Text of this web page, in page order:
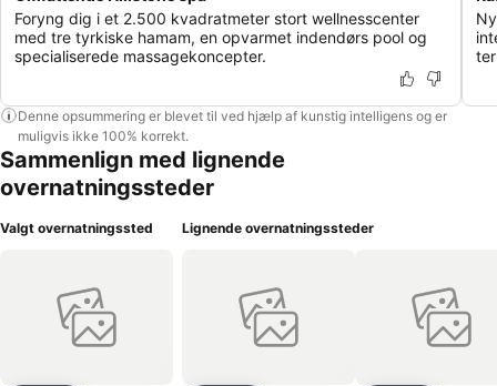
Foryng dig i et 2.500 kvadratmeter stort wellnesscenter
med tre tyrkiske hamam, en opvarmet indendørs pool og
specialiserede massagekoncepter.
Denne opsummering er blevet til ved hjælp af kunstig intelligens og er
muligvis ikke 100% korrekt.
Sammenlign med lignende
overnatningssteder
Valgt overnatningssted Lignende overnatningssteder